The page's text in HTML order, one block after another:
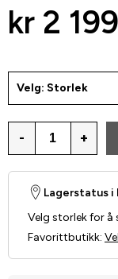
kr 2
Velg: Storlek
- +
Lagerstatus i
Velg storlek for å
Favorittbutikk: